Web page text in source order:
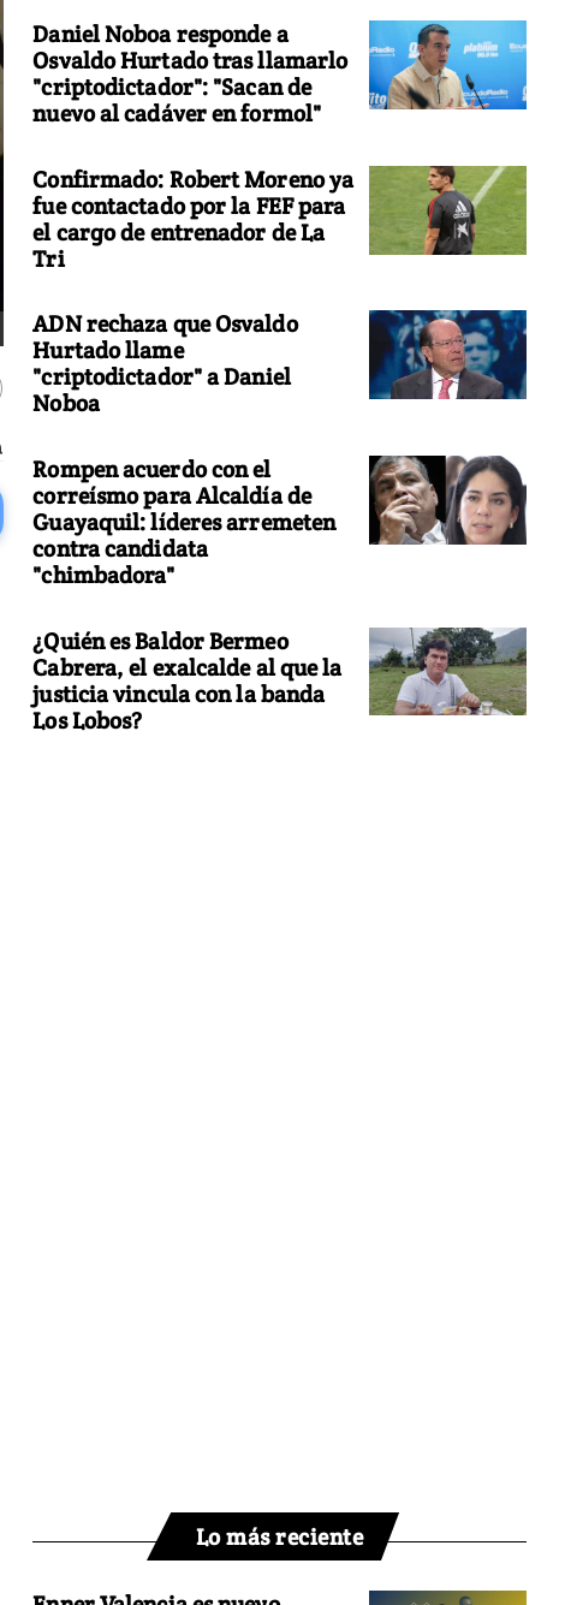
Daniel Noboa responde a
Osvaldo Hurtado tras llamarlo
"criptodictador": "Sacan de
nuevo al cadáver en formol"
Confirmado: Robert Moreno ya
fue contactado por la FEF para
el cargo de entrenador de La
Tri
ADN rechaza que Osvaldo
Hurtado llame
"criptodictador" a Daniel
Noboa
Rompen acuerdo con el
correísmo para Alcaldía de
Guayaquil: líderes arremeten
contra candidata
"chimbadora"
¿Quién es Baldor Bermeo
Cabrera, el exalcalde al que la
justicia vincula con la banda
Los Lobos?
Lo más reciente